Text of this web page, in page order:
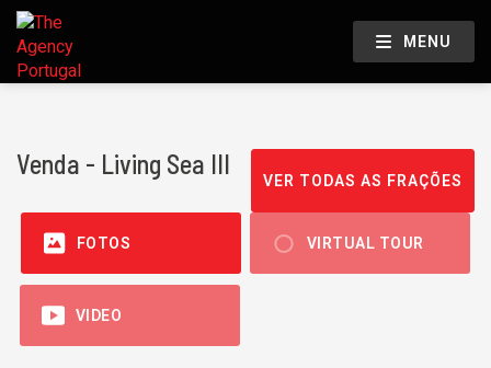
MENU
Venda - Living Sea III
VER TODAS AS FRAÇÕES
FOTOS VIRTUAL TOUR
VIDEO